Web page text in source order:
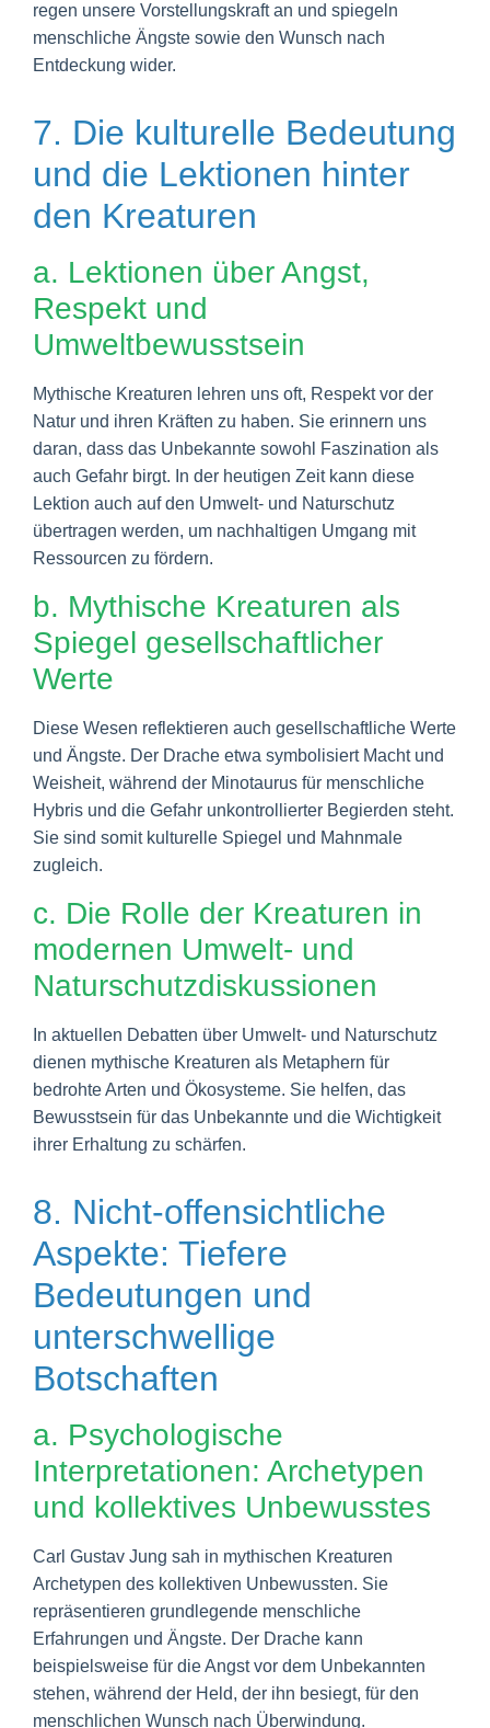
regen unsere Vorstellungskraft an und spiegeln
menschliche Ängste sowie den Wunsch nach
Entdeckung wider.
7. Die kulturelle Bedeutung
und die Lektionen hinter
den Kreaturen
a. Lektionen über Angst,
Respekt und
Umweltbewusstsein
Mythische Kreaturen lehren uns oft, Respekt vor der
Natur und ihren Kräften zu haben. Sie erinnern uns
daran, dass das Unbekannte sowohl Faszination als
auch Gefahr birgt. In der heutigen Zeit kann diese
Lektion auch auf den Umwelt- und Naturschutz
übertragen werden, um nachhaltigen Umgang mit
Ressourcen zu fördern.
b. Mythische Kreaturen als
Spiegel gesellschaftlicher
Werte
Diese Wesen reflektieren auch gesellschaftliche Werte
und Ängste. Der Drache etwa symbolisiert Macht und
Weisheit, während der Minotaurus für menschliche
Hybris und die Gefahr unkontrollierter Begierden steht.
Sie sind somit kulturelle Spiegel und Mahnmale
zugleich.
c. Die Rolle der Kreaturen in
modernen Umwelt- und
Naturschutzdiskussionen
In aktuellen Debatten über Umwelt- und Naturschutz
dienen mythische Kreaturen als Metaphern für
bedrohte Arten und Ökosysteme. Sie helfen, das
Bewusstsein für das Unbekannte und die Wichtigkeit
ihrer Erhaltung zu schärfen.
8. Nicht-offensichtliche
Aspekte: Tiefere
Bedeutungen und
unterschwellige
Botschaften
a. Psychologische
Interpretationen: Archetypen
und kollektives Unbewusstes
Carl Gustav Jung sah in mythischen Kreaturen
Archetypen des kollektiven Unbewussten. Sie
repräsentieren grundlegende menschliche
Erfahrungen und Ängste. Der Drache kann
beispielsweise für die Angst vor dem Unbekannten
stehen, während der Held, der ihn besiegt, für den
menschlichen Wunsch nach Überwindung.